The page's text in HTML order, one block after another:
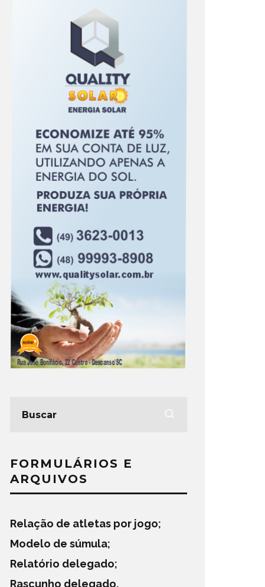
FORMULÁRIOS E
ARQUIVOS
Relação de atletas por jogo;
Modelo de súmula;
Relatório delegado;
Rascunho delegado.